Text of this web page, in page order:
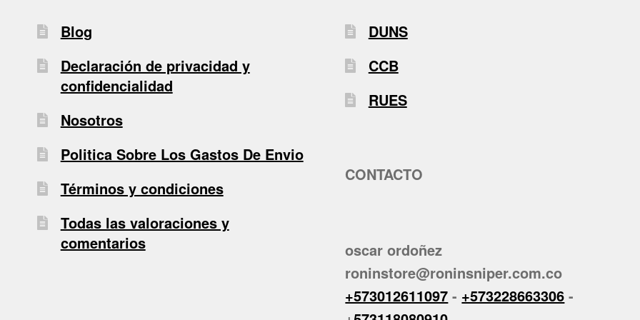
Blog
Declaración de privacidad y
confidencialidad
Nosotros
Politica Sobre Los Gastos De Envio
Términos y condiciones
Todas las valoraciones y
comentarios
DUNS
CCB
RUES
CONTACTO
oscar ordoñez
roninstore@roninsniper.com.co
+573012611097 - +573228663306 -